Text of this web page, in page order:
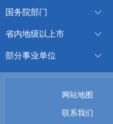
国务院部门
省内地级以上市
部分事业单位
网站地图
联系我们